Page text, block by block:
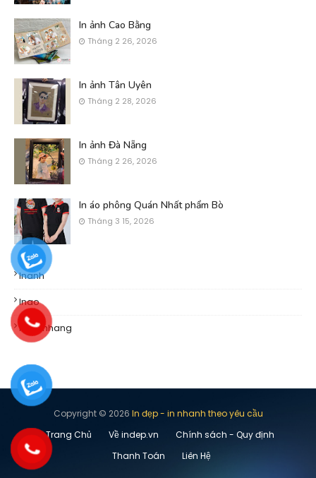
In ảnh Cao Bằng
Tháng 2 26, 2026
In ảnh Tân Uyên
Tháng 2 28, 2026
In ảnh Đà Nẵng
Tháng 2 26, 2026
In áo phông Quán Nhất phẩm Bò
Tháng 3 15, 2026
Inanh
Inao
Khachhang
Copyright © 2026 In đẹp - in nhanh theo yêu cầu
Trang Chủ
Về indep.vn
Chính sách - Quy định
Thanh Toán
Liên Hệ